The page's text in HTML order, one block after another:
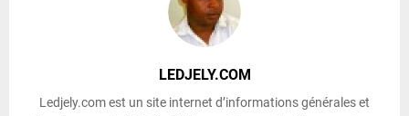
LEDJELY.COM
Ledjely.com est un site internet d’informations générales et